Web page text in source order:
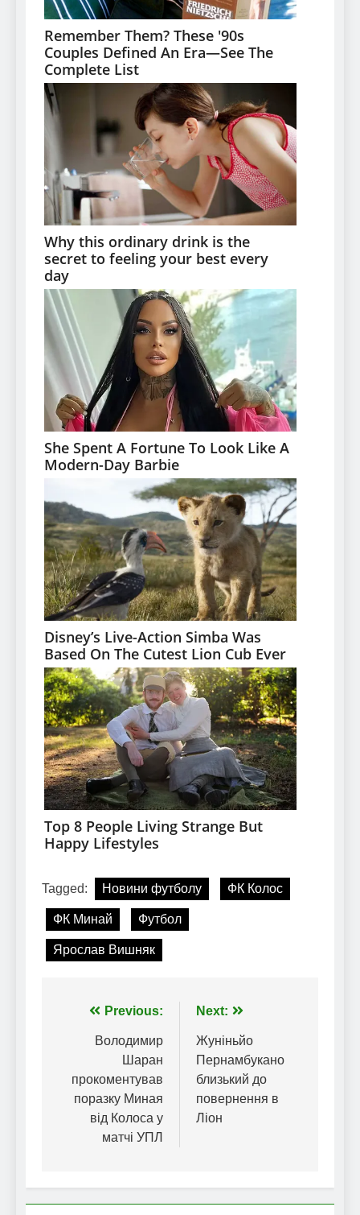
Tagged: Новини футболу ФК Колос
ФК Минай Футбол
Ярослав Вишняк
Навігація
записів
Previous:
Володимир
Шаран
прокоментував
поразку Миная
від Колоса у
матчі УПЛ
Next:
Жуніньйо
Пернамбукано
близький до
повернення в
Ліон